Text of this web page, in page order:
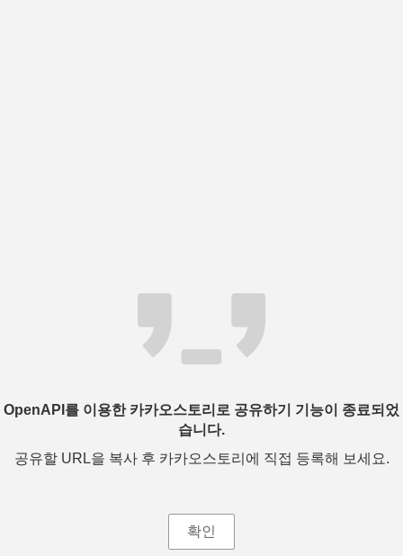
OpenAPI를 이용한 카카오스토리로 공유하기 기능이 종료되었
습니다.
공유할 URL을 복사 후 카카오스토리에 직접 등록해 보세요.
확인